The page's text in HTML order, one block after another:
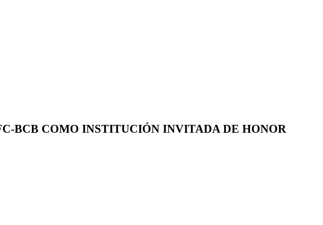
BCB COMO INSTITUCIÓN INVITADA DE HONOR